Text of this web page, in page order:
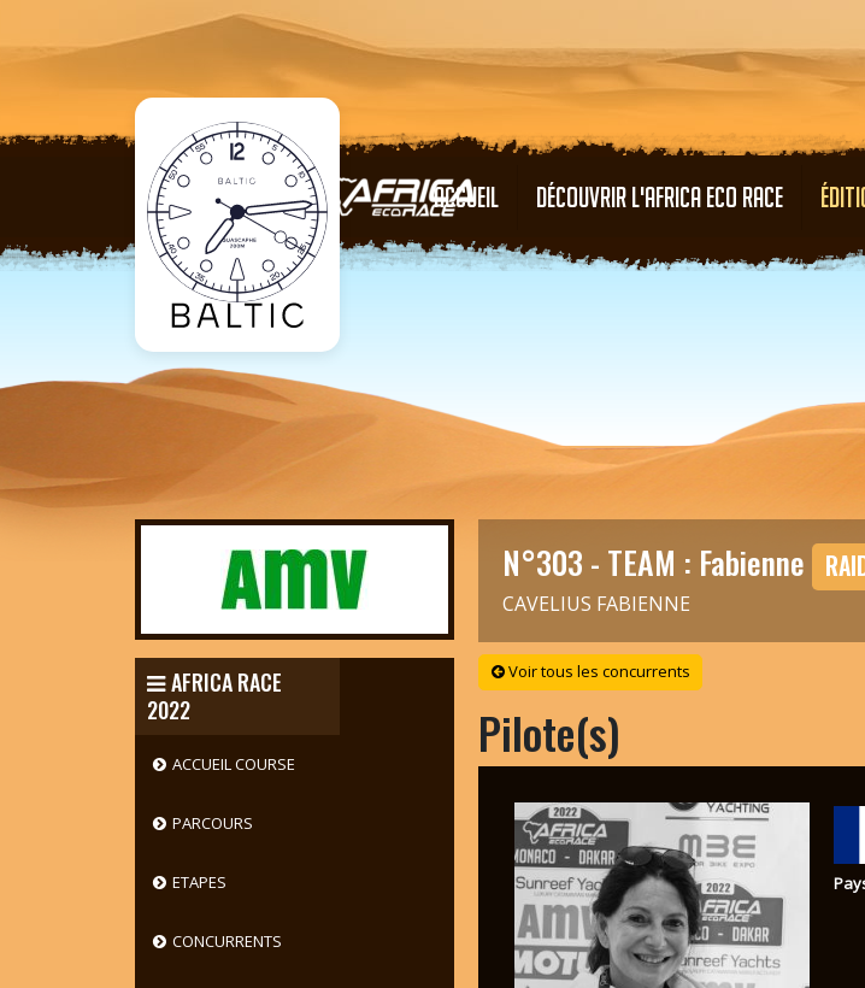
ACCUEIL DÉCOUVRIR L'AFRICA ECO RACE
AFRICA RACE
2022
ACCUEIL COURSE
PARCOURS
ETAPES
CONCURRENTS
N°303 - TEAM : Fabienne
CAVELIUS FABIENNE
Voir tous les concurrents
Pilote(s)